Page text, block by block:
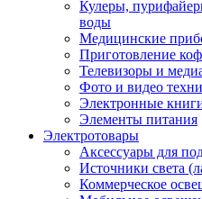
Кулеры,
воды
Медицинские
Приготовление
Телевизоры и
Фото и видео
Электронные
Элементы питания
Электротовары
Аксессуары для
Источники света
Коммерческое